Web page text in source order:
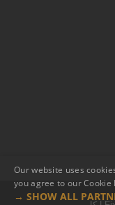
Our website uses
you agree to our Cookie
SHOW ALL